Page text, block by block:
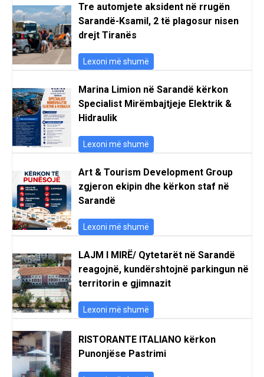
Tre automjete aksident në rrugën
Sarandë-Ksamil, 2 të plagosur nisen
drejt Tiranës
Lexoni më shumë
Marina Limion në Sarandë kërkon
Specialist Mirëmbajtjeje Elektrik &
Hidraulik
Lexoni më shumë
Art & Tourism Development Group
zgjeron ekipin dhe kërkon staf në
Sarandë
Lexoni më shumë
LAJM I MIRË/ Qytetarët në Sarandë
reagojnë, kundërshtojnë parkingun në
territorin e gjimnazit
Lexoni më shumë
RISTORANTE ITALIANO kërkon
Punonjëse Pastrimi